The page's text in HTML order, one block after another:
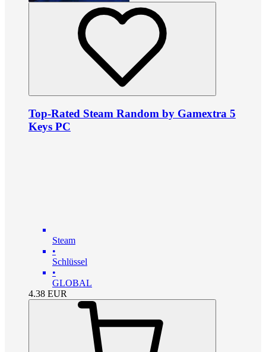
Top-Rated Steam Random by Gamextra 5
Keys PC
Steam
•
Schlüssel
•
GLOBAL
4.38 EUR